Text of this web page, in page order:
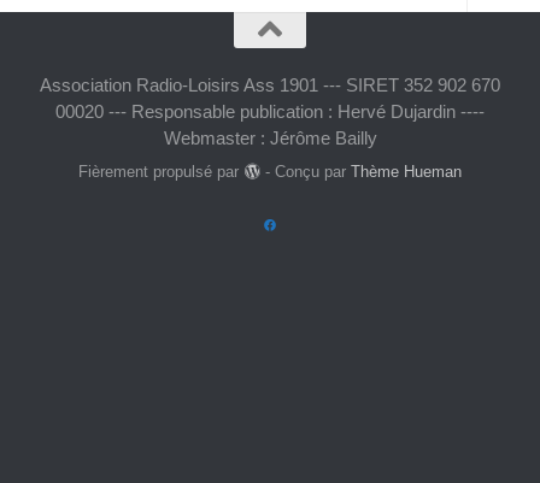
Association Radio-Loisirs Ass 1901 --- SIRET 352 902 670
00020 --- Responsable publication : Hervé Dujardin ----
Webmaster : Jérôme Bailly
Fièrement propulsé par - Conçu par Thème Hueman